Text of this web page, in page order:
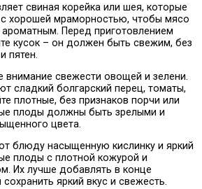
свиная корейка или шея, которые
хорошей мраморностью, чтобы мясо
Перед приготовлением
кусок – он должен быть свежим, без
пятен.
внимание свежести овощей и зелени.
сладкий болгарский перец, томаты,
плотные, без признаков порчи или
плоды должны быть зрелыми и
цвета.
блюду насыщенную кислинку и яркий
плоды с плотной кожурой и
Их лучше добавлять в конце
яркий вкус и свежесть.